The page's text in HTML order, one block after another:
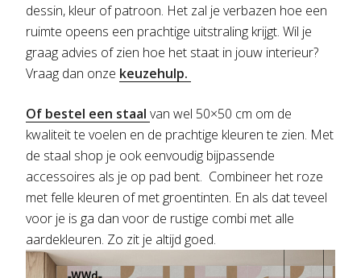
dessin, kleur of patroon. Het zal je verbazen hoe een
ruimte opeens een prachtige uitstraling krijgt. Wil je
graag advies of zien hoe het staat in jouw interieur?
Vraag dan onze keuzehulp.
Of bestel een staal van wel 50×50 cm om de
kwaliteit te voelen en de prachtige kleuren te zien. Met
de staal shop je ook eenvoudig bijpassende
accessoires als je op pad bent. Combineer het roze
met felle kleuren of met groentinten. En als dat teveel
voor je is ga dan voor de rustige combi met alle
aardekleuren. Zo zit je altijd goed.